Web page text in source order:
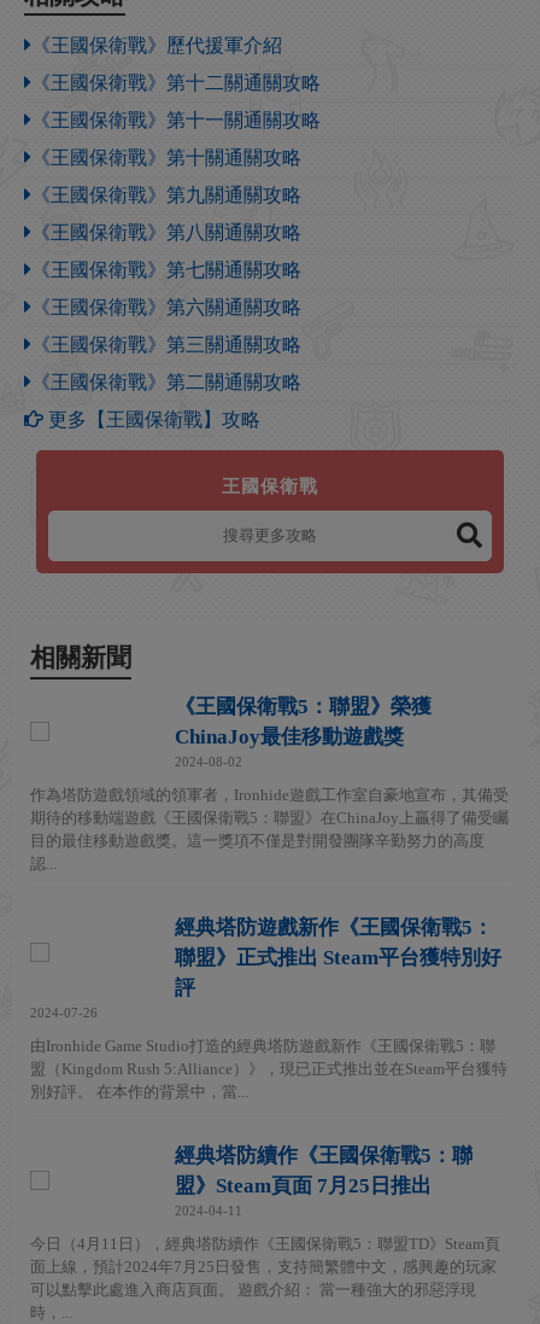
《王國保衛戰》歷代援軍介紹
《王國保衛戰》第十二關通關攻略
《王國保衛戰》第十一關通關攻略
《王國保衛戰》第十關通關攻略
《王國保衛戰》第九關通關攻略
《王國保衛戰》第八關通關攻略
《王國保衛戰》第七關通關攻略
《王國保衛戰》第六關通關攻略
《王國保衛戰》第三關通關攻略
《王國保衛戰》第二關通關攻略
更多【王國保衛戰】攻略
王國保衛戰
相關新聞
《王國保衛戰5：聯盟》榮獲
ChinaJoy最佳移動遊戲獎
2024-08-02
作為塔防遊戲領域的領軍者，Ironhide遊戲工作室自豪地宣布，其備受
期待的移動端遊戲《王國保衛戰5：聯盟》在ChinaJoy上贏得了備受矚
目的最佳移動遊戲獎。這一獎項不僅是對開發團隊辛勤努力的高度
認...
經典塔防遊戲新作《王國保衛戰5：
聯盟》正式推出 Steam平台獲特別好
評
2024-07-26
由Ironhide Game Studio打造的經典塔防遊戲新作《王國保衛戰5：聯
盟（Kingdom Rush 5:Alliance）》，現已正式推出並在Steam平台獲特
別好評。 在本作的背景中，當...
經典塔防續作《王國保衛戰5：聯
盟》Steam頁面 7月25日推出
2024-04-11
今日（4月11日），經典塔防續作《王國保衛戰5：聯盟TD》Steam頁
面上線，預計2024年7月25日發售，支持簡繁體中文，感興趣的玩家
可以點擊此處進入商店頁面。 遊戲介紹： 當一種強大的邪惡浮現
時，...